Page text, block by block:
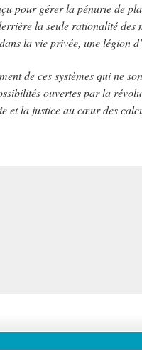
pour gérer la pénurie de
la seule rationalité des
la vie privée, une légion
de ces systèmes qui ne
ouvertes par la
et la justice au cœur des